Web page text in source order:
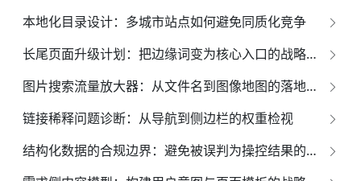
本地化目录设计：多城市站点如何避免同质化竞争
长尾页面升级计划：把边缘词变为核心入口的战略蓝图
图片搜索流量放大器：从文件名到图像地图的落地方案
链接稀释问题诊断：从导航到侧边栏的权重检视
结构化数据的合规边界：避免被误判为操控结果的权威指南*